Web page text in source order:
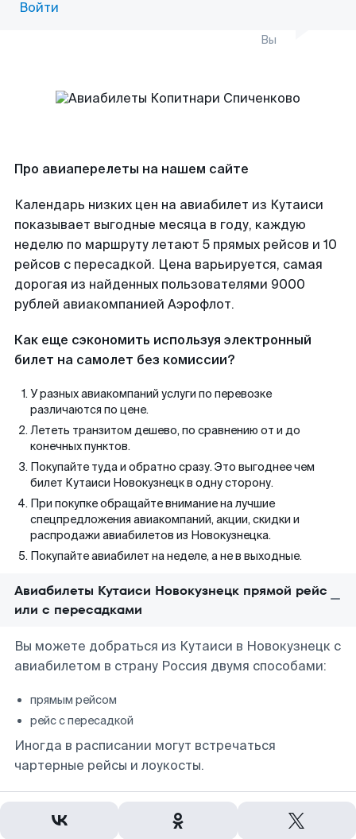
Войти
Вы
Про авиаперелеты на нашем сайте
Календарь низких цен на авиабилет из Кутаиси
показывает выгодные месяца в году, каждую
неделю по маршруту летают 5 прямых рейсов и 10
рейсов с пересадкой. Цена варьируется, самая
дорогая из найденных пользователями 9000
рублей авиакомпанией Аэрофлот.
Как еще сэкономить используя электронный
билет на самолет без комиссии?
У разных авиакомпаний услуги по перевозке
различаются по цене.
Лететь транзитом дешево, по сравнению от и до
конечных пунктов.
Покупайте туда и обратно сразу. Это выгоднее чем
билет Кутаиси Новокузнецк в одну сторону.
При покупке обращайте внимание на лучшие
спецпредложения авиакомпаний, акции, скидки и
распродажи авиабилетов из Новокузнецка.
Покупайте авиабилет на неделе, а не в выходные.
Авиабилеты Кутаиси Новокузнецк прямой рейс
или с пересадками
Вы можете добраться из Кутаиси в Новокузнецк с
авиабилетом в страну Россия двумя способами:
прямым рейсом
рейс с пересадкой
Иногда в расписании могут встречаться
чартерные рейсы и лоукосты.